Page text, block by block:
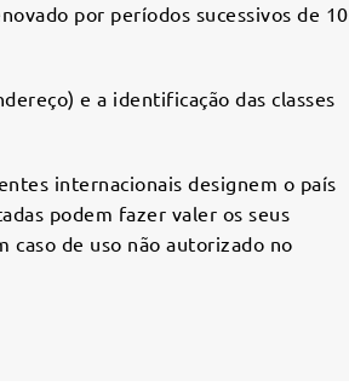
por períodos sucessivos de 10
e a identificação das classes
internacionais designem o país
podem fazer valer os seus
de uso não autorizado no